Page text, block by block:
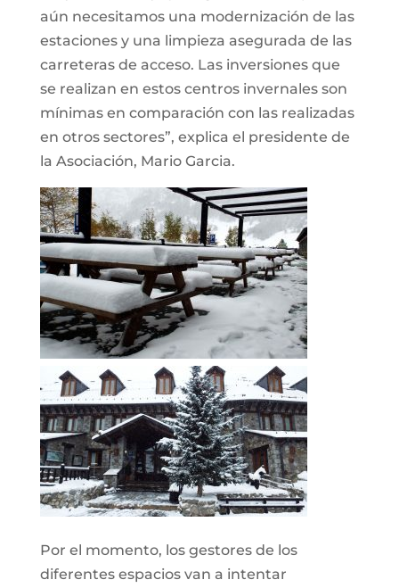
aún necesitamos una modernización de las
estaciones y una limpieza asegurada de las
carreteras de acceso. Las inversiones que
se realizan en estos centros invernales son
mínimas en comparación con las realizadas
en otros sectores”, explica el presidente de
la Asociación, Mario Garcia.
Por el momento, los gestores de los
diferentes espacios van a intentar